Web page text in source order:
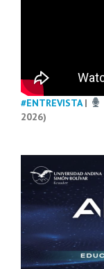
#ENTREVISTA|
2026)